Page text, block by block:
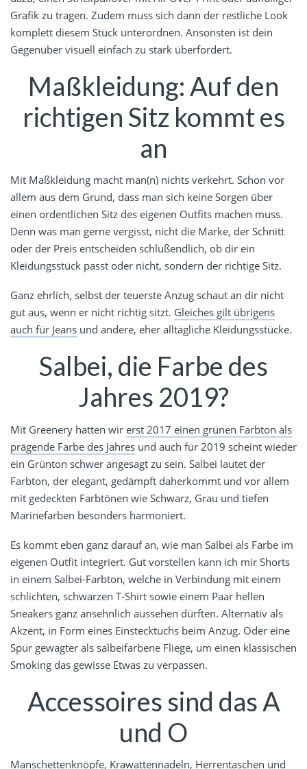
Grafik zu tragen. Zudem muss sich dann der restliche Look
komplett diesem Stück unterordnen. Ansonsten ist dein
Gegenüber visuell einfach zu stark überfordert.
Maßkleidung: Auf den
richtigen Sitz kommt es
an
Mit Maßkleidung macht man(n) nichts verkehrt. Schon vor
allem aus dem Grund, dass man sich keine Sorgen über
einen ordentlichen Sitz des eigenen Outfits machen muss.
Denn was man gerne vergisst, nicht die Marke, der Schnitt
oder der Preis entscheiden schlußendlich, ob dir ein
Kleidungsstück passt oder nicht, sondern der richtige Sitz.
Ganz ehrlich, selbst der teuerste Anzug schaut an dir nicht
gut aus, wenn er nicht richtig sitzt. Gleiches gilt übrigens
auch für Jeans und andere, eher alltägliche Kleidungsstücke.
Salbei, die Farbe des
Jahres 2019?
Mit Greenery hatten wir erst 2017 einen grünen Farbton als
prägende Farbe des Jahres und auch für 2019 scheint wieder
ein Grünton schwer angesagt zu sein. Salbei lautet der
Farbton, der elegant, gedämpft daherkommt und vor allem
mit gedeckten Farbtönen wie Schwarz, Grau und tiefen
Marinefarben besonders harmoniert.
Es kommt eben ganz darauf an, wie man Salbei als Farbe im
eigenen Outfit integriert. Gut vorstellen kann ich mir Shorts
in einem Salbei-Farbton, welche in Verbindung mit einem
schlichten, schwarzen T-Shirt sowie einem Paar hellen
Sneakers ganz ansehnlich aussehen dürften. Alternativ als
Akzent, in Form eines Einstecktuchs beim Anzug. Oder eine
Spur gewagter als salbeifarbene Fliege, um einen klassischen
Smoking das gewisse Etwas zu verpassen.
Accessoires sind das A
und O
Manschettenknöpfe, Krawattennadeln, Herrentaschen und